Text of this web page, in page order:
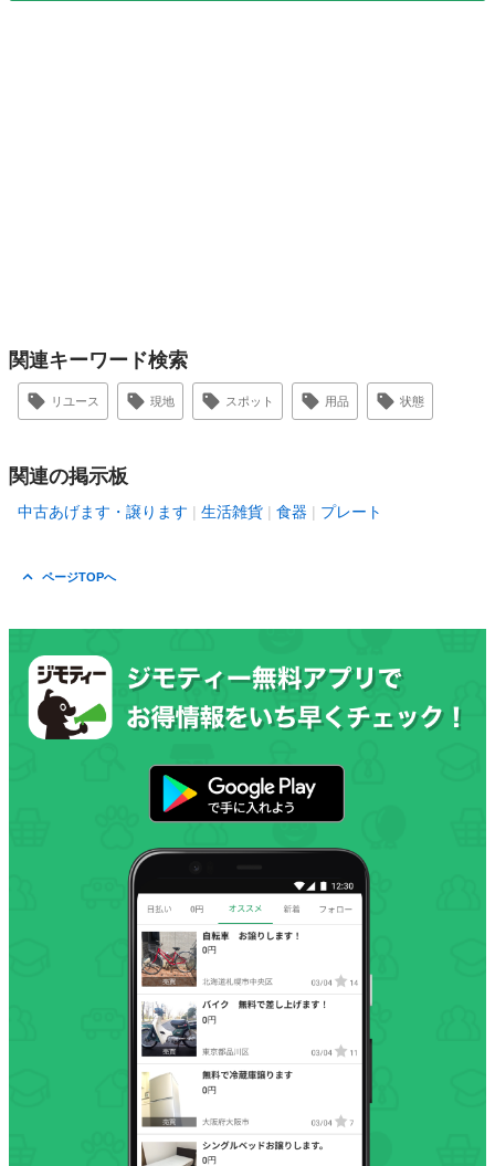
関連キーワード検索
リユース 現地 スポット 用品 状態
関連の掲示板
中古あげます・譲ります 生活雑貨 食器 プレート
ページTOPへ